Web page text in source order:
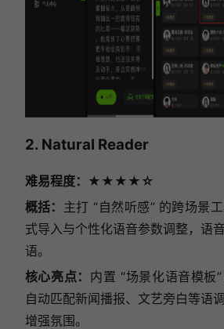
2. Natural Reader
难易程度：★★★★☆
概括： 主打 “自然听感” 的跨场景
式导入与个性化语音参数调整，语
语。
核心亮点： 内置 “场景化语音模板
自动匹配新闻播报、文艺旁白等语
增强氛围。